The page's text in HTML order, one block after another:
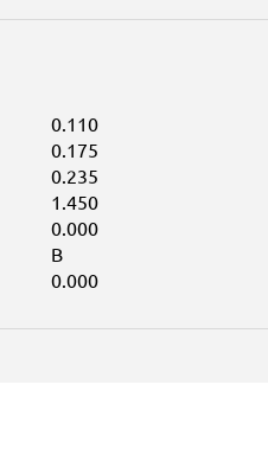
0.110
0.175
0.235
1.450
0.000
B
0.000